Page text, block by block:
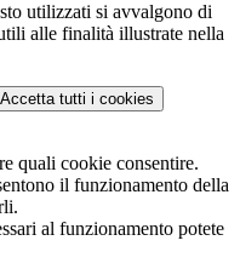
utilizzati si avvalgono di
alle finalità illustrate nella
Accetta tutti i cookies
quali cookie consentire.
il funzionamento della
al funzionamento potete